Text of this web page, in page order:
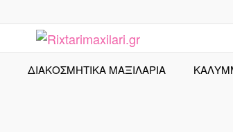
ΔΙΑΚΟΣΜΗΤΙΚΑ ΜΑΞΙΛΑΡΙΑ